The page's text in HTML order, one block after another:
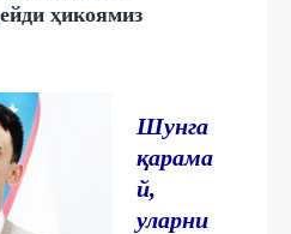
ҳикоямиз
Шунга
қарама
й,
уларни